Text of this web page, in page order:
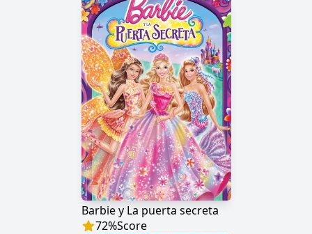
Barbie y La puerta secreta
72%Score